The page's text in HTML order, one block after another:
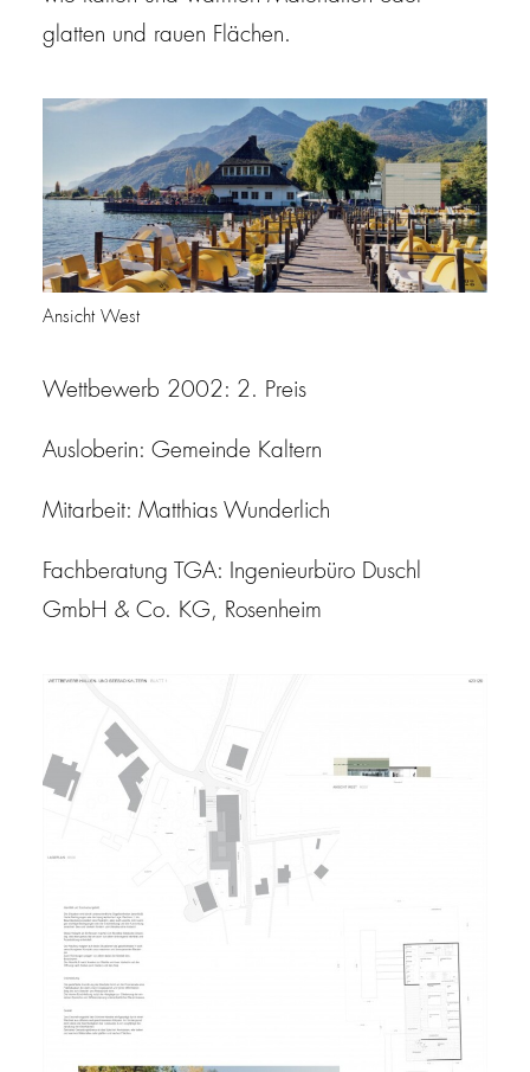
glatten und rauen Flächen.
Ansicht West
Wettbewerb 2002: 2. Preis
Ausloberin: Gemeinde Kaltern
Mitarbeit: Matthias Wunderlich
Fachberatung TGA: Ingenieurbüro Duschl
GmbH & Co. KG, Rosenheim